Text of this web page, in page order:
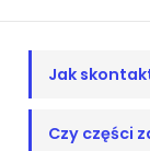
Jak
Czy części